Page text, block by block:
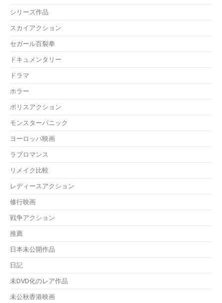
シリーズ作品
スカイアクション
セガール百裂拳
ドキュメンタリー
ドラマ
ホラー
ポリスアクション
モンスターパニック
ヨーロッパ映画
ラブロマンス
リメイク比較
レディースアクション
修行映画
戦争アクション
推薦
日本未公開作品
日記
未DVD化のレア作品
未公秋香港映画